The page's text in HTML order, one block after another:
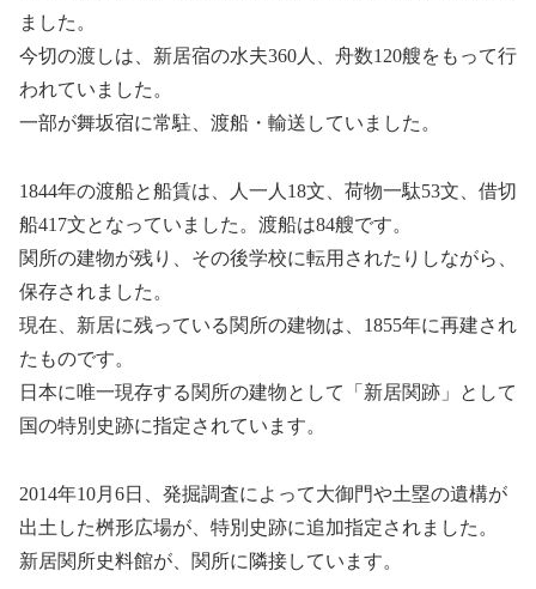
ました。
今切の渡しは、新居宿の水夫360人、舟数120艘をもって行
われていました。
一部が舞坂宿に常駐、渡船・輸送していました。
1844年の渡船と船賃は、人一人18文、荷物一駄53文、借切
船417文となっていました。渡船は84艘です。
関所の建物が残り、その後学校に転用されたりしながら、
保存されました。
現在、新居に残っている関所の建物は、1855年に再建され
たものです。
日本に唯一現存する関所の建物として「新居関跡」として
国の特別史跡に指定されています。
2014年10月6日、発掘調査によって大御門や土塁の遺構が
出土した桝形広場が、特別史跡に追加指定されました。
新居関所史料館が、関所に隣接しています。